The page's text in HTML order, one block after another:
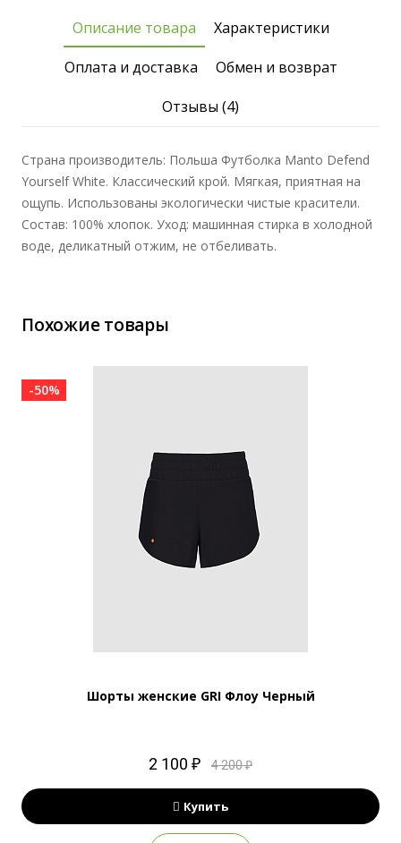
Описание товара
Характеристики
Оплата и доставка
Обмен и возврат
Отзывы (4)
Страна производитель: Польша Футболка Manto Defend
Yourself White. Классический крой. Мягкая, приятная на
ощупь. Использованы экологически чистые красители.
Состав: 100% хлопок. Уход: машинная стирка в холодной
воде, деликатный отжим, не отбеливать.
Похожие товары
-50%
Шорты женские GRI Флоу Черный
2 100 ₽ 4 200 ₽
Купить